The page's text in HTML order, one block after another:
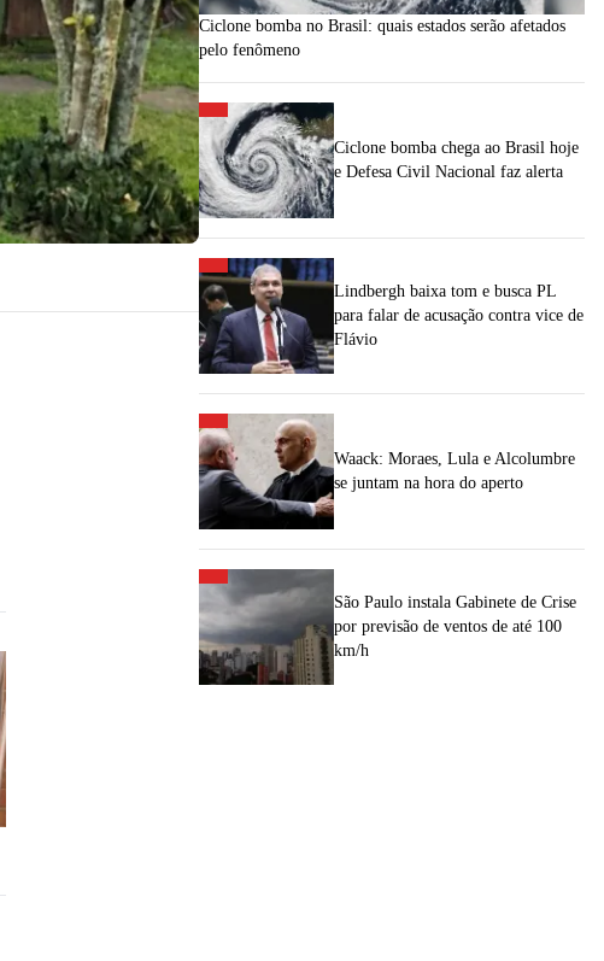
Ciclone bomba no Brasil: quais estados serão afetados
pelo fenômeno
Ciclone bomba chega ao Brasil hoje
e Defesa Civil Nacional faz alerta
Lindbergh baixa tom e busca PL
para falar de acusação contra vice de
Flávio
Waack: Moraes, Lula e Alcolumbre
se juntam na hora do aperto
São Paulo instala Gabinete de Crise
por previsão de ventos de até 100
km/h